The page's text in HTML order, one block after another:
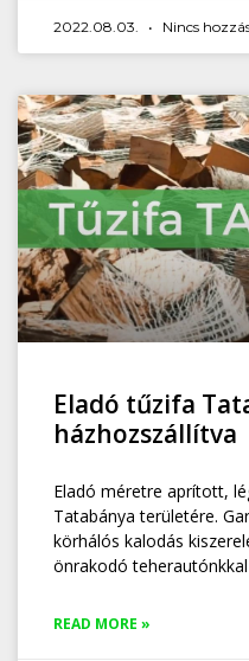
2022.08.03. Nincs
Eladó tűzifa
házhozszállítva
Eladó méretre aprított,
Tatabánya területére.
körhálós kalodás
önrakodó
READ MORE »